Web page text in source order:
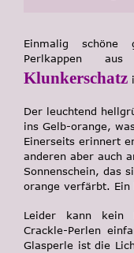
Einmalig schöne
Perlkappen
Klunkerschatz
Der leuchtend
ins Gelb-orange,
Einerseits erinnert
anderen aber auch
Sonnenschein, das
orange verfärbt. Ein
Leider kann kein
Crackle-Perlen
Glasperle ist die